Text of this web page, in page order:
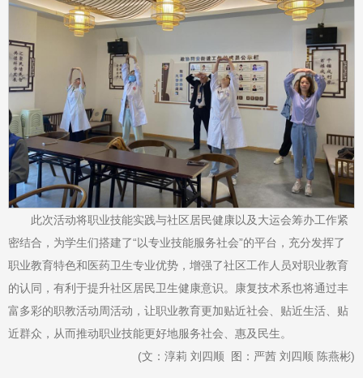
此次活动将职业技能实践与社区居民健康以及大运会筹办工作紧
密结合，为学生们搭建了“以专业技能服务社会”的平台，充分发挥了
职业教育特色和医药卫生专业优势，增强了社区工作人员对职业教育
的认同，有利于提升社区居民卫生健康意识。康复技术系也将通过丰
富多彩的职教活动周活动，让职业教育更加贴近社会、贴近生活、贴
近群众，从而推动职业技能更好地服务社会、惠及民生。
(文：淳莉 刘四顺 图：严茜 刘四顺 陈燕彬)